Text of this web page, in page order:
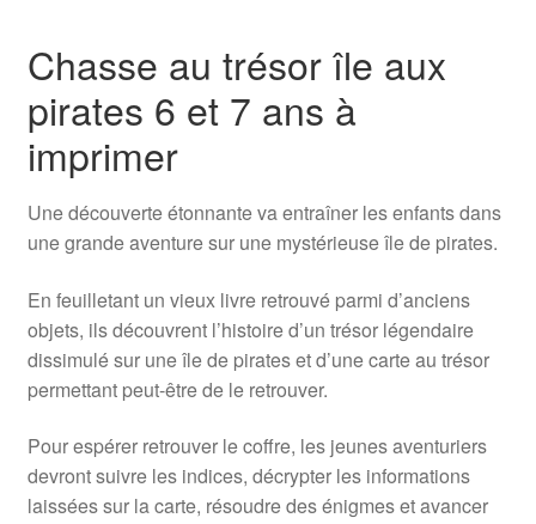
Chasse au trésor île aux
pirates 6 et 7 ans à
imprimer
Une découverte étonnante va entraîner les enfants dans
une grande aventure sur une mystérieuse île de pirates.
En feuilletant un vieux livre retrouvé parmi d’anciens
objets, ils découvrent l’histoire d’un trésor légendaire
dissimulé sur une île de pirates et d’une carte au trésor
permettant peut-être de le retrouver.
Pour espérer retrouver le coffre, les jeunes aventuriers
devront suivre les indices, décrypter les informations
laissées sur la carte, résoudre des énigmes et avancer